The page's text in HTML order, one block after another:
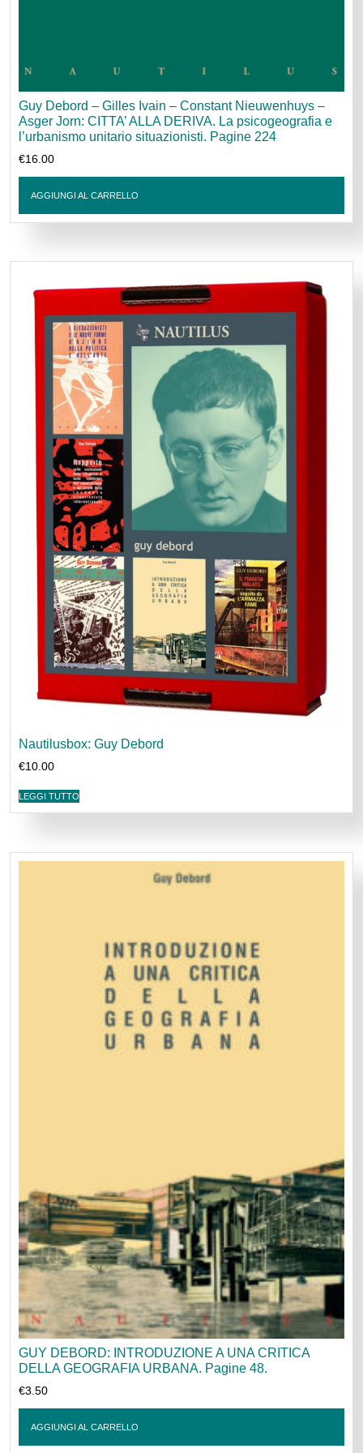
Guy Debord – Gilles Ivain – Constant Nieuwenhuys –
Asger Jorn: CITTA’ ALLA DERIVA. La psicogeografia e
l’urbanismo unitario situazionisti. Pagine 224
€16.00
AGGIUNGI AL CARRELLO
Nautilusbox: Guy Debord
€10.00
LEGGI TUTTO
GUY DEBORD: INTRODUZIONE A UNA CRITICA
DELLA GEOGRAFIA URBANA. Pagine 48.
€3.50
AGGIUNGI AL CARRELLO